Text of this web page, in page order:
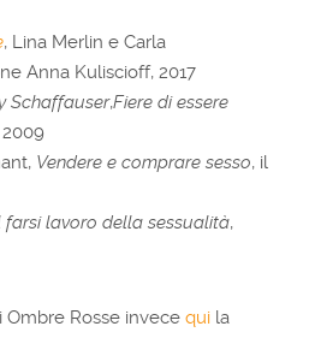
, Lina Merlin e Carla
Anna Kuliscioff, 2017
Schaffauser,Fiere di essere
Vendere e comprare sesso, il
farsi lavoro della sessualità,
Ombre Rosse invecequi la